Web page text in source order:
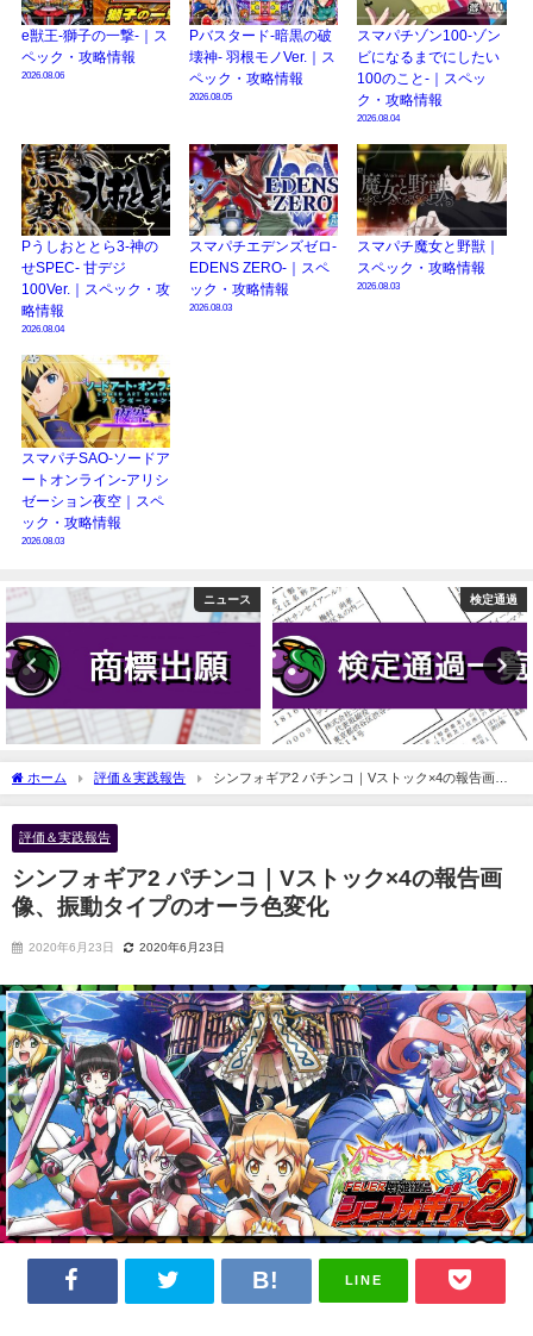
e獣王-獅子の一撃-｜ス
ペック・攻略情報
2026.08.06
Pバスタード-暗黒の破
壊神- 羽根モノVer.｜ス
ペック・攻略情報
2026.08.05
スマパチゾン100-ゾン
ビになるまでにしたい
100のこと-｜スペッ
ク・攻略情報
2026.08.04
Pうしおととら3-神の
せSPEC- 甘デジ
100Ver.｜スペック・攻
略情報
2026.08.04
スマパチエデンズゼロ-
EDENS ZERO-｜スペ
ック・攻略情報
2026.08.03
スマパチ魔女と野獣｜
スペック・攻略情報
2026.08.03
スマパチSAO-ソードア
ートオンライン-アリシ
ゼーション夜空｜スペ
ック・攻略情報
2026.08.03
検定通過 ニュース
ホーム 評価＆実践報告
シンフォギア2 パチンコ｜Vストック×4の報告画
像、振動タイプのオーラ色変化
評価＆実践報告
シンフォギア2 パチンコ｜Vストック×4の報告画
像、振動タイプのオーラ色変化
2020年6月23日 2020年6月23日
LINE